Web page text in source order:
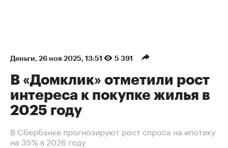
Деньги⁠, 26 ноя 2025, 13:51 5 391
В «Домклик» отметили рост
интереса к покупке жилья в
2025 году
В Сбербанке прогнозируют рост спроса на ипотеку
на 35% в 2026 году